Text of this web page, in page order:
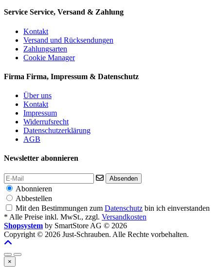
Service Service, Versand & Zahlung
Kontakt
Versand und Rücksendungen
Zahlungsarten
Cookie Manager
Firma Firma, Impressum & Datenschutz
Über uns
Kontakt
Impressum
Widerrufsrecht
Datenschutzerklärung
AGB
Newsletter abonnieren
Absenden
Abonnieren
Abbestellen
Mit den Bestimmungen zum Datenschutz bin ich einverstanden
* Alle Preise inkl. MwSt., zzgl. Versandkosten
Shopsystem by SmartStore AG © 2026
Copyright © 2026 Just-Schrauben. Alle Rechte vorbehalten.
×